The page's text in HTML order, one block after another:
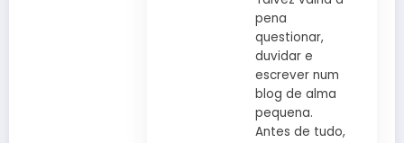
pena
questionar,
duvidar e
escrever num
blog de alma
pequena.
Antes de tudo,